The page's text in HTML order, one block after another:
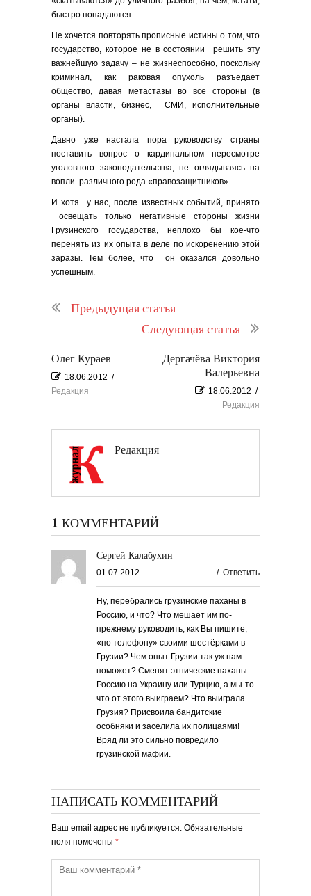
быстро попадаются.
Не хочется повторять прописные истины о том, что
государство, которое не в состоянии решить эту
важнейшую задачу – не жизнеспособно, поскольку
криминал, как раковая опухоль разъедает
общество, давая метастазы во все стороны (в
органы власти, бизнес, СМИ, исполнительные
органы).
Давно уже настала пора руководству страны
поставить вопрос о кардинальном пересмотре
уголовного законодательства, не оглядываясь на
вопли различного рода «правозащитников».
И хотя у нас, после известных событий, принято
освещать только негативные стороны жизни
Грузинского государства, неплохо бы кое-что
перенять из их опыта в деле по искоренению этой
заразы. Тем более, что он оказался довольно
успешным.
Предыдущая статья
Следующая статья
Олег Кураев
18.06.2012 /
Редакция
Дергачёва Виктория
Валерьевна
18.06.2012 /
Редакция
Редакция
1 КОММЕНТАРИЙ
Сергей Калабухин
01.07.2012 / Ответить
Ну, перебрались грузинские паханы в
Россию, и что? Что мешает им по-
прежнему руководить, как Вы пишите,
«по телефону» своими шестёрками в
Грузии? Чем опыт Грузии так уж нам
поможет? Сменят этнические паханы
Россию на Украину или Турцию, а мы-то
что от этого выиграем? Что выиграла
Грузия? Присвоила бандитские
особняки и заселила их полицаями!
Вряд ли это сильно повредило
грузинской мафии.
НАПИСАТЬ КОММЕНТАРИЙ
Ваш email адрес не публикуется. Обязательные
поля помечены *